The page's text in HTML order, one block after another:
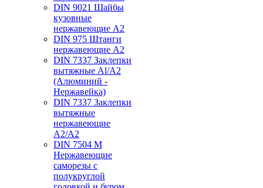
DIN 9021 Шайбы
кузовные
нержавеющие А2
DIN 975 Штанги
нержавеющие А2
DIN 7337 Заклепки
вытяжные Al/A2
(Алюминий -
Нержавейка)
DIN 7337 Заклепки
вытяжные
нержавеющие
A2/A2
DIN 7504 M
Нержавеющие
саморезы с
полукруглой